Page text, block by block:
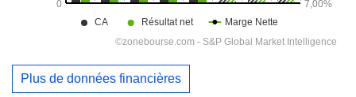
Plus de données financières